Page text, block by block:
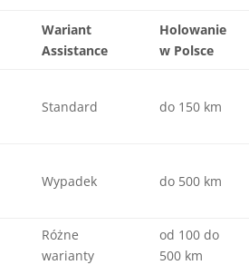
Wariant
Assistance
Holowanie
w Polsce
Standard do 150 km
Wypadek do 500 km
Różne
warianty
od 100 do
500 km